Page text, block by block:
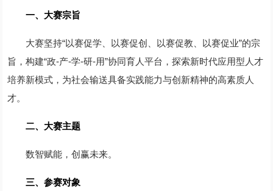
一、大赛宗旨
大赛坚持“以赛促学、以赛促创、以赛促教、以赛促业”的宗
旨，构建“政-产-学-研-用”协同育人平台，探索新时代应用型人才
培养新模式，为社会输送具备实践能力与创新精神的高素质人
才。
二、大赛主题
数智赋能，创赢未来。
三、参赛对象